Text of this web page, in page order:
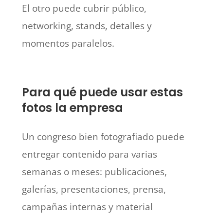
El otro puede cubrir público,
networking, stands, detalles y
momentos paralelos.
Para qué puede usar estas
fotos la empresa
Un congreso bien fotografiado puede
entregar contenido para varias
semanas o meses: publicaciones,
galerías, presentaciones, prensa,
campañas internas y material